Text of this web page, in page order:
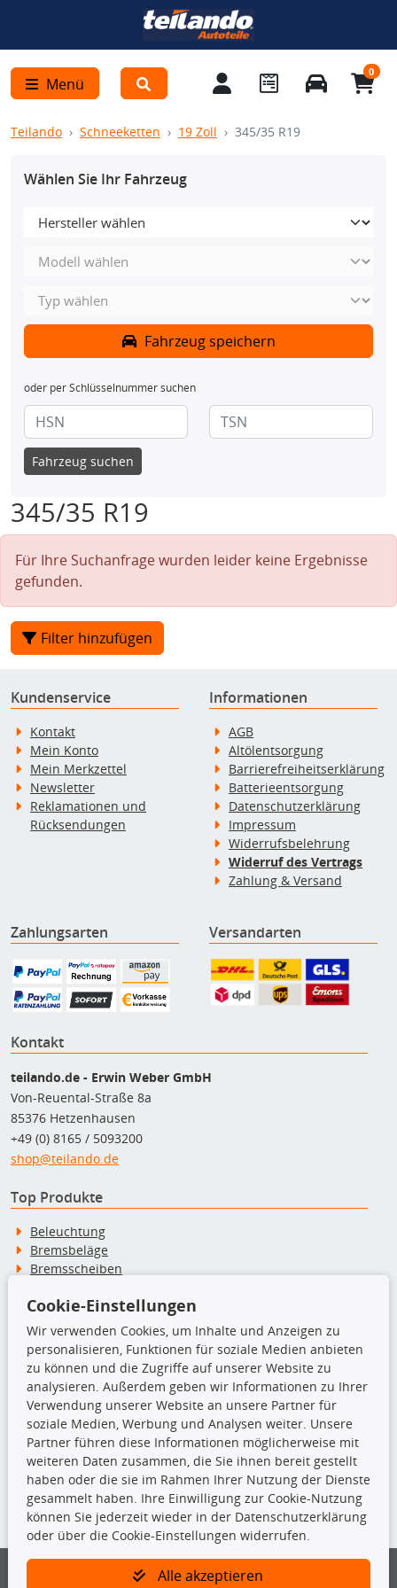
Menü
0
Teilando Schneeketten 19 Zoll 345/35 R19
Wählen Sie Ihr Fahrzeug
Fahrzeug speichern
oder per Schlüsselnummer suchen
Fahrzeug suchen
345/35 R19
Für Ihre Suchanfrage wurden leider keine Ergebnisse
gefunden.
Filter hinzufügen
Kundenservice
Kontakt
Mein Konto
Mein Merkzettel
Newsletter
Reklamationen und
Rücksendungen
Informationen
AGB
Altölentsorgung
Barrierefreiheitserklärung
Batterieentsorgung
Datenschutzerklärung
Impressum
Widerrufsbelehrung
Widerruf des Vertrags
Zahlung & Versand
Zahlungsarten Versandarten
Kontakt
teilando.de - Erwin Weber GmbH
Von-Reuental-Straße 8a
85376 Hetzenhausen
+49 (0) 8165 / 5093200
shop@teilando.de
Top Produkte
Beleuchtung
Bremsbeläge
Bremsscheiben
Querlenker
Radlager
Stoßdämpfer
TecDoc Inside
Die hier angezeigten Daten insbesondere die gesamte Datenbank dürfen
nicht kopiert werden.
Es ist zu unterlassen, die Daten oder die gesamte Datenbank ohne
vorherige Zustimmung von TecDoc zu vervielfältigen, zu verbreiten
und/oder diese Handlungen durch Dritte ausführen zu lassen. Ein
Cookie-Einstellungen
Wir verwenden Cookies, um Inhalte und Anzeigen zu
personalisieren, Funktionen für soziale Medien anbieten
zu können und die Zugriffe auf unserer Website zu
analysieren. Außerdem geben wir Informationen zu Ihrer
Verwendung unserer Website an unsere Partner für
soziale Medien, Werbung und Analysen weiter. Unsere
Partner führen diese Informationen möglicherweise mit
weiteren Daten zusammen, die Sie ihnen bereit gestellt
haben oder die sie im Rahmen Ihrer Nutzung der Dienste
gesammelt haben. Ihre Einwilligung zur Cookie-Nutzung
können Sie jederzeit wieder in der Datenschutzerklärung
oder über die Cookie-Einstellungen widerrufen.
Alle akzeptieren